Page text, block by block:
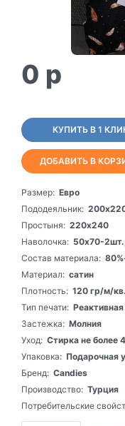
0 p
КУПИТЬ В 1
ДОБАВИТЬ В
Размер: Евро
Пододеяльник:
Простыня: 220х240
Наволочка: 50х70-
Состав материала:
Материал: сатин
Плотность: 120 гр/м/кв.
Тип печати: Реактивная
Застежка: Молния
Уход: Стирка не более
Упаковка: Подарочная
Бренд: Candies
Производство: Турция
Потребительские